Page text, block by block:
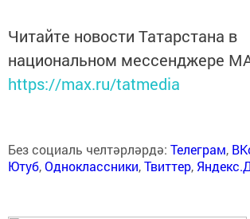
Читайте новости Татарстана в
национальном мессенджере
https://max.ru/tatmedia
Без социаль челтәрләрдә: Телеграм,
Ютуб,Одноклассники,Твиттер,